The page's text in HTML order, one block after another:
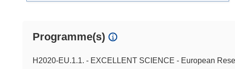
Programme(s)
H2020-EU.1.1. - EXCELLENT SCIENCE - European